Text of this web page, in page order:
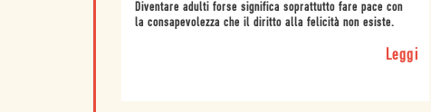
Diventare adulti forse significa soprattutto fare pace con
la consapevolezza che il diritto alla felicità non esiste.
Leggi